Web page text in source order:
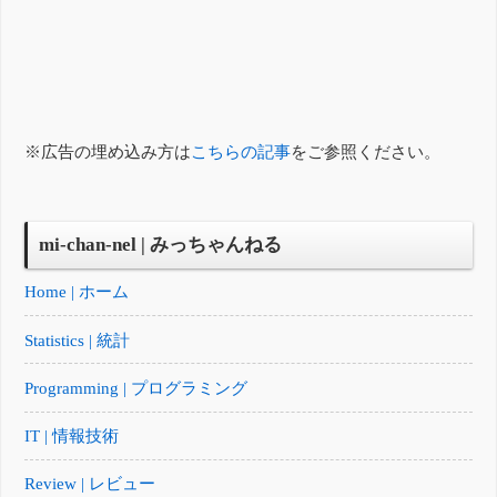
※広告の埋め込み方はこちらの記事をご参照ください。
mi-chan-nel | みっちゃんねる
Home | ホーム
Statistics | 統計
Programming | プログラミング
IT | 情報技術
Review | レビュー